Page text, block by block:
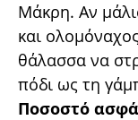
Μάκρη. Αν
και
θάλασσα να
πόδι ως τη
Ποσοστό